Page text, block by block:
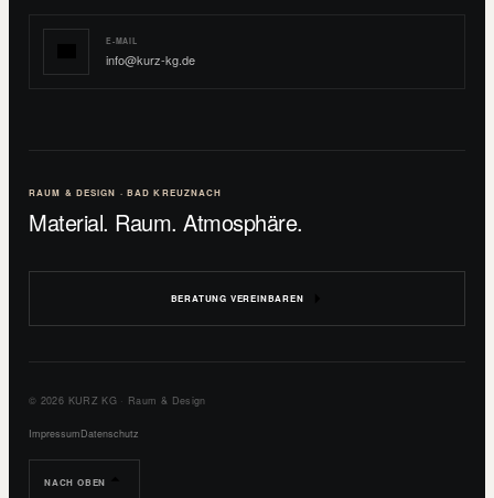
E-MAIL
info@kurz-kg.de
RAUM & DESIGN · BAD KREUZNACH
Material. Raum. Atmosphäre.
BERATUNG VEREINBAREN
© 2026 KURZ KG · Raum & Design
ImpressumDatenschutz
NACH OBEN